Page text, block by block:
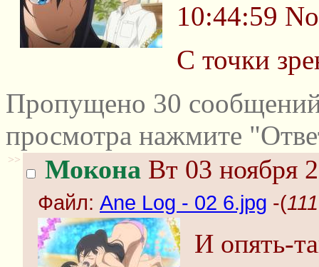
10:44:59
С точки
Пропущено 30
просмотра нажмите
>> Мокона Вт 03 ноября
Файл: Ane Log - 02 6.jpg -(
И опять-